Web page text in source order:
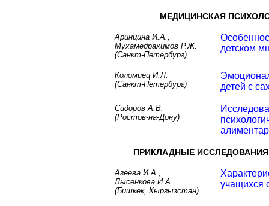
МЕДИЦИНСКАЯ
Аринцина И.А.,
Мухамедрахимов Р.Ж.
(Санкт-Петербург)
детском
Коломиец И.Л.
(Санкт-Петербург)
детей с
Сидоров А.В.
(Ростов-на-Дону)
ПРИКЛАДНЫЕ
Агеева И.А.,
Лысенкова И.А.
(Бишкек, Кыргызстан)
учащихся